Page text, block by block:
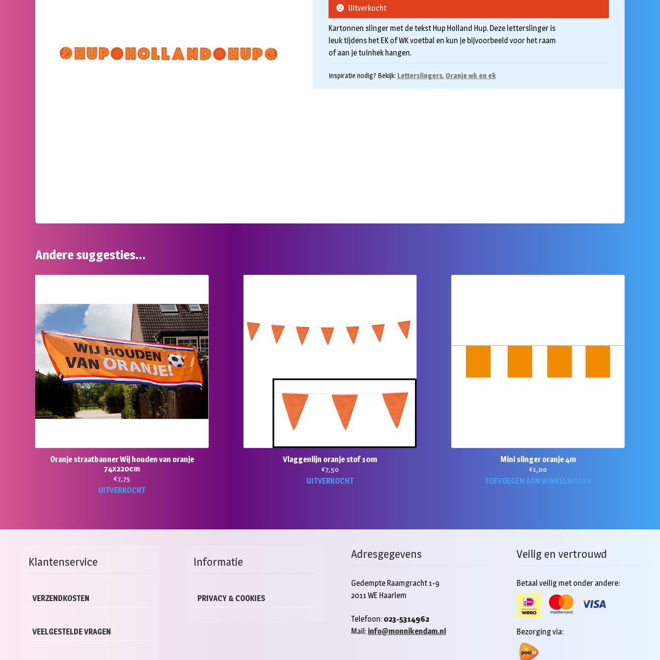
Kartonnen slinger met de tekst Hup Holland Hup. Deze letterslinger is
leuk tijdens het EK of WK voetbal en kun je bijvoorbeeld voor het raam
of aan je tuinhek hangen.
Inspiratie nodig? Bekijk: Letterslingers, Oranje wk en ek
Uitverkocht
Andere suggesties…
Oranje straatbanner Wij houden van oranje
74x220cm
€7,75
UITVERKOCHT
Vlaggenlijn oranje stof 10m
€7,50
UITVERKOCHT
Mini slinger oranje 4m
€1,00
TOEVOEGEN AAN WINKELWAGEN
Klantenservice
VERZENDKOSTEN
VEELGESTELDE VRAGEN
Informatie
PRIVACY & COOKIES
Adresgegevens
Gedempte Raamgracht 1-9
2011 WE Haarlem
Telefoon: 023-5314962
Mail: info@monnikendam.nl
Veilig en vertrouwd
Betaal veilig met onder andere:
Bezorging via: